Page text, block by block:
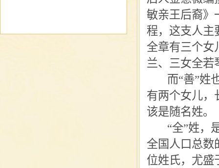
敏亲王后裔》
程，这支人主
全章有三个女
兰、三女全若
而“善”姓
有两个女儿，
该是随名姓。
“全”姓 ，
全国人口总数
位姓氏，尤盛